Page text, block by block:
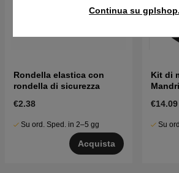
Continua su
Rondella elastica con
rondella di sicurezza
€2.38
Su ord. Sped. in 2–5 gg
Acquista
Kit di
€14.09
Su